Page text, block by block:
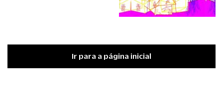
Ir para a página inicial